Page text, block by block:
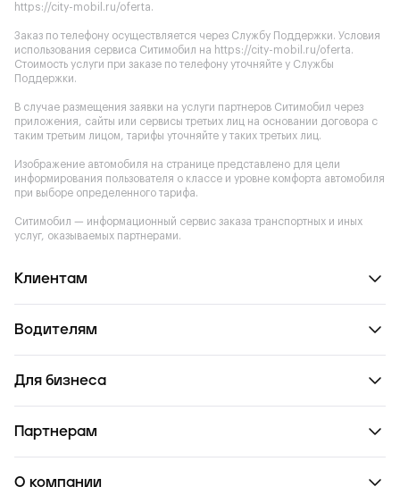
https://city-mobil.ru/oferta.
Заказ по телефону осуществляется через Службу Поддержки. Условия
использования сервиса Ситимобил на https://city-mobil.ru/oferta.
Стоимость услуги при заказе по телефону уточняйте у Службы
Поддержки.
В случае размещения заявки на услуги партнеров Ситимобил через
приложения, сайты или сервисы третьих лиц на основании договора с
таким третьим лицом, тарифы уточняйте у таких третьих лиц.
Изображение автомобиля на странице представлено для цели
информирования пользователя о классе и уровне комфорта автомобиля
при выборе определенного тарифа.
Ситимобил — информационный сервис заказа транспортных и иных
услуг, оказываемых партнерами.
Клиентам
Водителям
Для бизнеса
Партнерам
О компании